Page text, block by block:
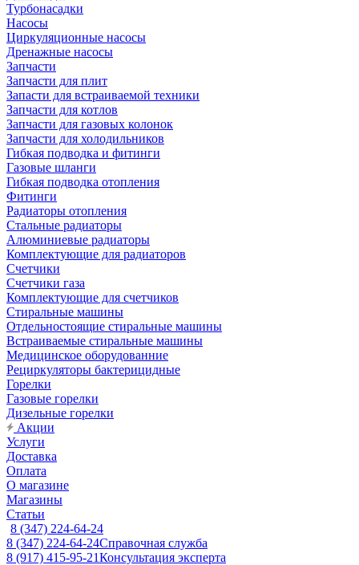
Турбонасадки
Насосы
Циркуляционные насосы
Дренажные насосы
Запчасти
Запчасти для плит
Запасти для встраиваемой техники
Запчасти для котлов
Запчасти для газовых колонок
Запчасти для холодильников
Гибкая подводка и фитинги
Газовые шланги
Гибкая подводка отопления
Фитинги
Радиаторы отопления
Стальные радиаторы
Алюминиевые радиаторы
Комплектующие для радиаторов
Счетчики
Счетчики газа
Комплектующие для счетчиков
Стиральные машины
Отдельностоящие стиральные машины
Встраиваемые стиральные машины
Медицинское оборудованние
Рециркуляторы бактерицидные
Горелки
Газовые горелки
Дизельные горелки
Акции
Услуги
Доставка
Оплата
О магазине
Магазины
Статьи
8 (347) 224-64-24
8 (347) 224-64-24Справочная служба
8 (917) 415-95-21Консультация эксперта